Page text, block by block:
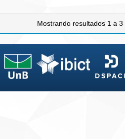
Mostrando resultados 1 a 3